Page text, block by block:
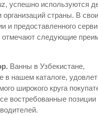
успешно используются
страны. В
и предоставленного
отмечают следующие
Ванны в Узбекистане,
в нашем каталоге,
широкого круга
востребованные